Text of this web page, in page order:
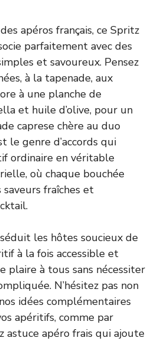
apéros français, ce Spritz
parfaitement avec des
et savoureux. Pensez
à la tapenade, aux
à une planche de
et huile d’olive, pour un
caprese chère au duo
le genre d’accords qui
ordinaire en véritable
où chaque bouchée
fraîches et
les hôtes soucieux de
à la fois accessible et
plaire à tous sans nécessiter
N’hésitez pas non
idées complémentaires
apéritifs, comme par
astuce apéro frais qui ajoute